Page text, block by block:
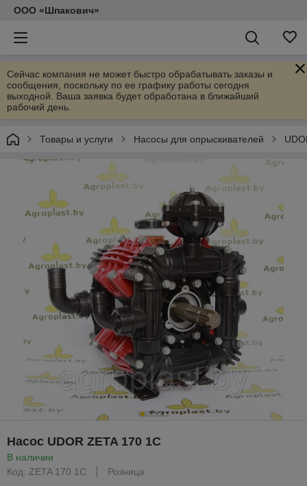
ООО «Шпакович»
Сейчас компания не может быстро обрабатывать заказы и
сообщения, поскольку по ее графику работы сегодня
выходной. Ваша заявка будет обработана в ближайший
рабочий день.
Товары и услуги Насосы для опрыскивателей
Насос UDOR ZETA 170 1C
В наличии
Код: ZETA 170 1C
Розница